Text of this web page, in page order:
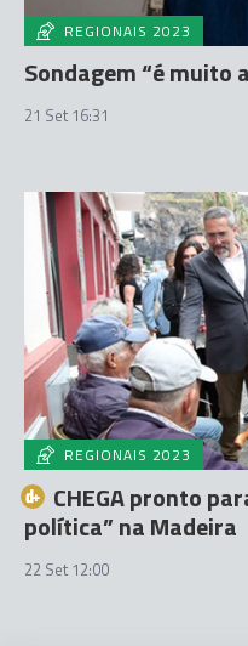
REGIONAIS 2023
Sondagem “é muito
21 Set 16:31
REGIONAIS 2023
CHEGA pronto
política” na Madeira
22 Set 12:00